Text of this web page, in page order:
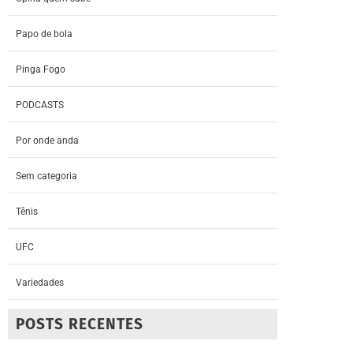
Papo de bola
Pinga Fogo
PODCASTS
Por onde anda
Sem categoria
Tênis
UFC
Variedades
POSTS RECENTES